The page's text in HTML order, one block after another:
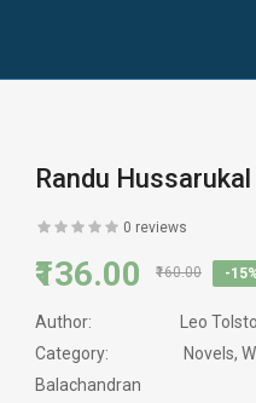
Randu Hussarukal
0 reviews
₹136.00 ₹160.00 -
Author:
Leo
Category:
Novels,
Balachandran